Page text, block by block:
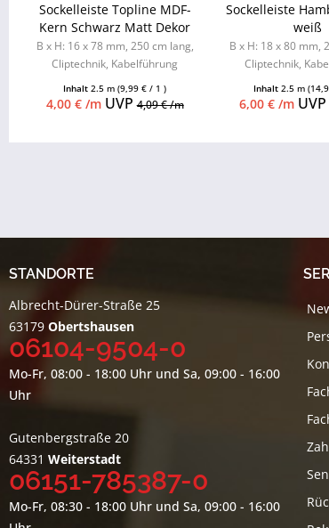
Sockelleiste Topline MDF-
Kern Schwarz Matt Dekor
B x H: 16 x 78 mm, 250 cm lang,
Cliptechnik, Kabelführung
möglich, Leistenclips als
Zubehör...
Inhalt2.5 m(9,99 € / 1 )
4,00 € /mUVP4,09 € /m
Sockelleiste
weiß
B x H: 18 x 80 mm,
Cliptechnik,
möglich,
Inhalt2.5 m
6,00 € /mUVP
STANDORTE
Albrecht-Dürer-Straße 25
63179 Obertshausen
06104-9504-0
Mo-Fr, 08:00 - 18:00 Uhr und Sa, 09:00 - 16:00
Uhr
Gutenbergstraße 20
64331 Weiterstadt
06151-785387-0
Mo-Fr, 08:30 - 18:00 Uhr und Sa, 09:00 - 16:00